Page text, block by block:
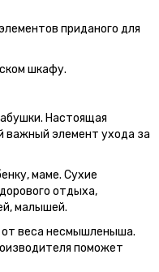
приданого для
шкафу.
Настоящая
важный элемент ухода за
маме. Сухие
отдыха,
малышей.
веса несмышленыша.
поможет